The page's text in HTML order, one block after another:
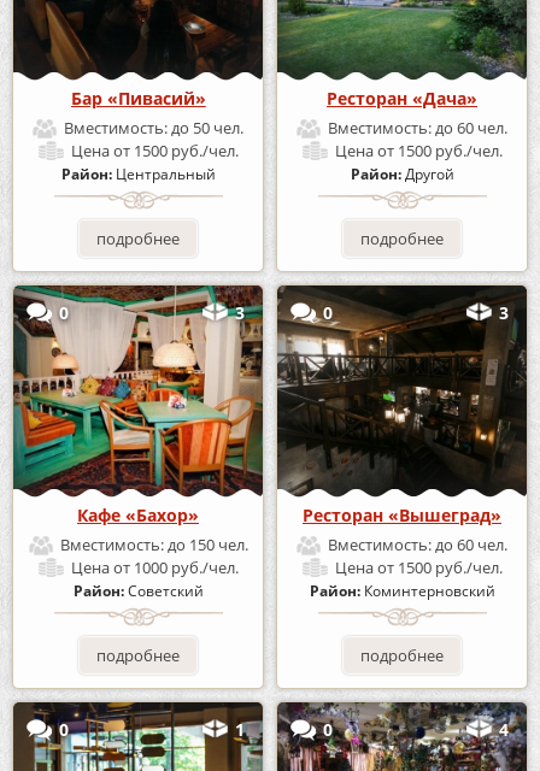
Бар «Пивасий»
Вместимость:до 50 чел.
Ценаот 1500 руб./чел.
Район: Центральный
подробнее
Ресторан «Дача»
Вместимость:до 60 чел.
Ценаот 1500 руб./чел.
Район:Другой
подробнее
0 3
Кафе «Бахор»
Вместимость:до 150 чел.
Ценаот 1000 руб./чел.
Район:Советский
подробнее
0 3
Ресторан «Вышеград»
Вместимость:до 60 чел.
Ценаот 1500 руб./чел.
Район: Коминтерновский
подробнее
0 1 0 4